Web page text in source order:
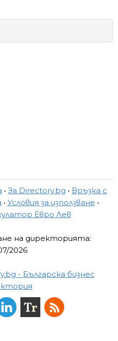
• За Directory.bg • Връзка с
• Условия за използване •
Евро Лев
на директорията:
2026
- Българска бизнес